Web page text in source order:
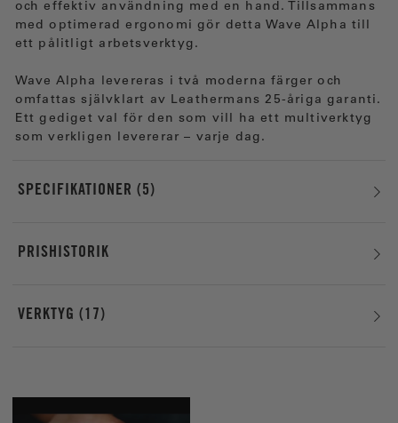
och effektiv användning med en hand. Tillsammans
med optimerad ergonomi gör detta Wave Alpha till
ett pålitligt arbetsverktyg.
Wave Alpha levereras i två moderna färger och
omfattas självklart av Leathermans 25-åriga garanti.
Ett gediget val för den som vill ha ett multiverktyg
som verkligen levererar – varje dag.
SPECIFIKATIONER 5
PRISHISTORIK
VERKTYG 17